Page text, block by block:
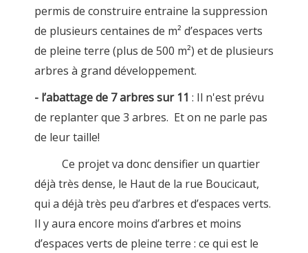
permis de construire entraine la suppression
de plusieurs centaines de m² d’espaces verts
de pleine terre (plus de 500 m²) et de plusieurs
arbres à grand développement.
- l’abattage de 7 arbres sur 11 : Il n'est prévu
de replanter que 3 arbres. Et on ne parle pas
de leur taille!
Ce projet va donc densifier un quartier
déjà très dense, le Haut de la rue Boucicaut,
qui a déjà très peu d’arbres et d’espaces verts.
Il y aura encore moins d’arbres et moins
d’espaces verts de pleine terre : ce qui est le